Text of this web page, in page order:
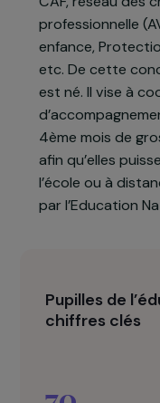
Service
domicile ou à
services
Droits des
CAF, réseau
professionnelle
enfance,
4ème mois de
par l’Education